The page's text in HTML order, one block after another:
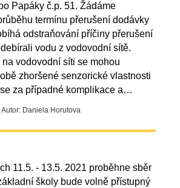
Papáky č.p. 51. Žádáme
termínu přerušení dodávky
odstraňování příčiny přerušení
vodu z vodovodní sítě.
vodovodní síti se mohou
zhoršené senzorické vlastnosti
za případné komplikace a…
Daniela Horutova
11.5. - 13.5. 2021 proběhne sběr
školy bude volně přístupný